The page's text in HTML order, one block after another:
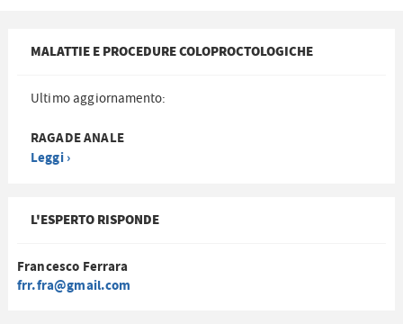
MALATTIE E PROCEDURE COLOPROCTOLOGICHE
Ultimo aggiornamento:
RAGADE ANALE
Leggi ›
L'ESPERTO RISPONDE
Francesco Ferrara
frr.fra@gmail.com